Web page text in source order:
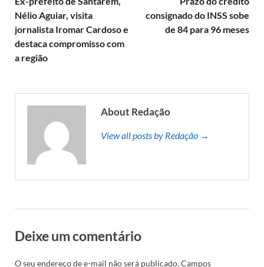
Nélio Aguiar, visita
jornalista Iromar Cardoso e
destaca compromisso com
a região
consignado do INSS sobe
de 84 para 96 meses
About Redação
View all posts by Redação →
Deixe um comentário
O seu endereço de e-mail não será publicado.Campos